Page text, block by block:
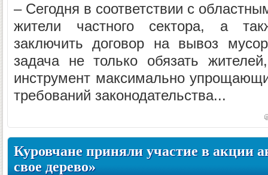
– Сегодня в соответствии с
жители частного сектора, а
заключить договор на вывоз
задача не только обязать
инструмент максимально
требований законодательства...
Куровчане приняли участие в акции
свое дерево»